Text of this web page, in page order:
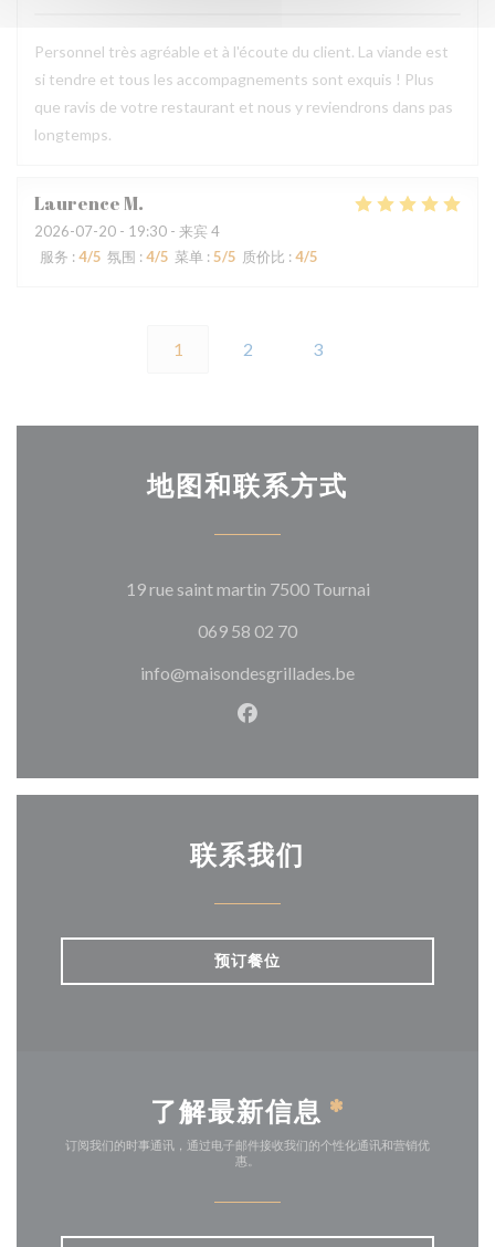
Personnel très agréable et à l'écoute du client. La viande est
si tendre et tous les accompagnements sont exquis ! Plus
que ravis de votre restaurant et nous y reviendrons dans pas
longtemps.
LaurenceM
2026-07-20 - 19:30 - 来宾 4
服务 : 4/5 氛围 : 4/5 菜单 : 5/5 质价比 : 4/5
1 2 3
地图和联系方式
19 rue saint martin 7500 Tournai((在新窗口中打
069 58 02 70
info@maisondesgrillades.be
Facebook ((在新窗口中打开
联系我们
预订餐位
了解最新信息 *
订阅我们的时事通讯，通过电子邮件接收我们的个性化通讯和营销优
惠。